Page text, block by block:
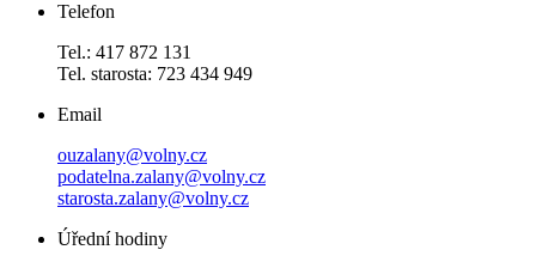
Telefon
Tel.: 417 872 131
Tel. starosta: 723 434 949
Email
ouzalany@volny.cz
podatelna.zalany@volny.cz
starosta.zalany@volny.cz
Úřední hodiny